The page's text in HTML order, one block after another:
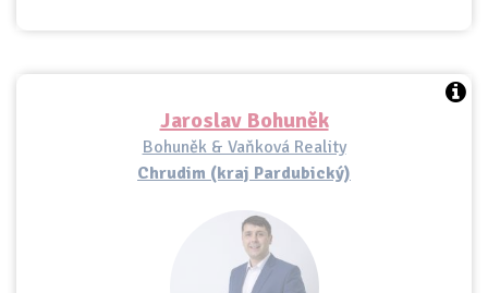
Jaroslav Bohuněk
Bohuněk & Vaňková Reality
Chrudim (kraj Pardubický)